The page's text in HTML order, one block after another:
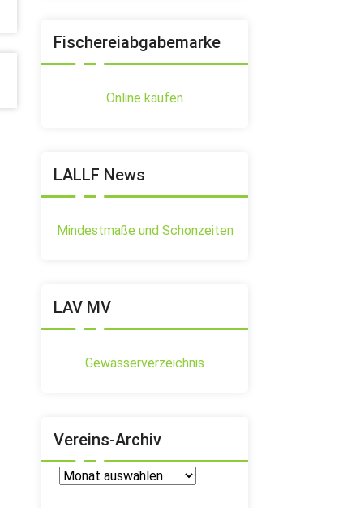
Fischereiabgabemarke
Online kaufen
LALLF News
Mindestmaße und Schonzeiten
LAV MV
Gewässerverzeichnis
Vereins-Archiv
Vereins-